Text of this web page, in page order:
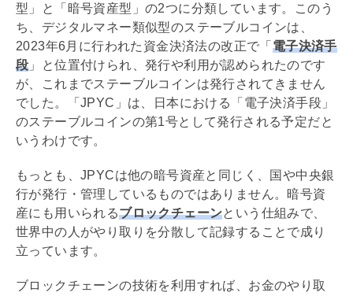
型」と「暗号資産型」の2つに分類しています。このう
ち、デジタルマネー類似型のステーブルコインは、
2023年6月に行われた資金決済法の改正で「 電子決済手
段 」と位置付けられ、発行や利用が認められたのです
が、これまでステーブルコインは発行されてきません
でした。「JPYC」は、日本における「電子決済手段」
のステーブルコインの第1号として発行される予定だと
いうわけです。
もっとも、JPYCは他の暗号資産と同じく、国や中央銀
行が発行・管理しているものではありません。暗号資
産にも用いられるブロックチェーンという仕組みで、
世界中の人がやり取りを分散して記録することで成り
立っています。
ブロックチェーンの技術を利用すれば、お金のやり取